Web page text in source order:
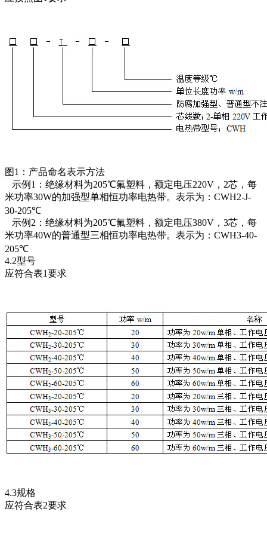
图1：产品命名表示方法
示例1：绝缘材料为205℃氟塑料，额定电压220V，2芯，每
米功率30W的加强型单相恒功率电热带。表示为：CWH2-J-
30-205℃
示例2：绝缘材料为205℃氟塑料，额定电压380V，3芯，每
米功率40W的普通型三相恒功率电热带。表示为：CWH3-40-
205℃
4.2型号
应符合表1要求
4.3规格
应符合表2要求